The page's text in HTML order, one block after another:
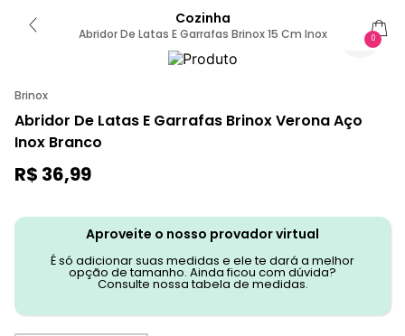
Cozinha
Abridor De Latas E Garrafas Brinox 15 Cm Inox 0
Brinox
Abridor De Latas E Garrafas Brinox Verona Aço
Inox Branco
R$ 36,99
Aproveite o nosso provador virtual
É só adicionar suas medidas e ele te dará a melhor
opção de tamanho. Ainda ficou com dúvida?
Consulte nossa tabela de medidas.